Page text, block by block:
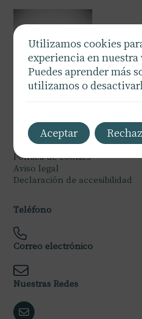
Legal
Política de privacidad
Política de cookies
Aviso legal
Declaración de accesibilidad
Teléfono
Correo electrónico
Nuestras Redes
Utilizamos cookies
experiencia en nuestra
Puedes aprender más
utilizamos o
Aceptar